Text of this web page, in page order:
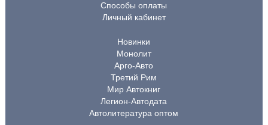
Способы оплаты
Личный кабинет
Новинки
Монолит
Арго-Авто
Третий Рим
Мир Автокниг
Легион-Автодата
Автолитература оптом